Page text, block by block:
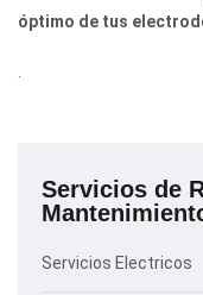
Servicios de
Servicios Electricos
óptimo de tus